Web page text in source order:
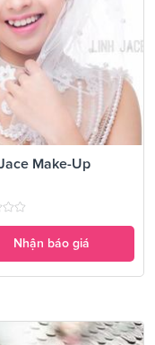
Make-Up
Nhận báo giá